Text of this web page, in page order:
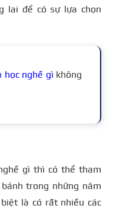
lai để có sự lựa chọn
học nghề gì không
gì thì có thể tham
trong những năm
là có rất nhiều các